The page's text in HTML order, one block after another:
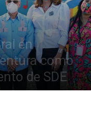
en
como
de SDE
910 0